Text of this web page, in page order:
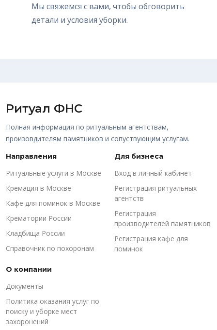
Мы свяжемся с вами, чтобы обговорить
детали и условия уборки.
Ритуал ФНС
Полная информация по ритуальным агентствам,
произовдителям памятников и сопуствующим услугам.
Направления
Ритуальные услуги в Москве
Кремация в Москве
Кафе для поминок в Москве
Крематории России
Кладбища России
Справочник по похоронам
Для бизнеса
Вход в личный кабинет
Регистрация ритуальных
агентств
Регистрация
производителей памятников
Регистрация кафе для
поминок
О компании
Документы
Политика оказания услуг по
поиску и уборке мест
захоронений